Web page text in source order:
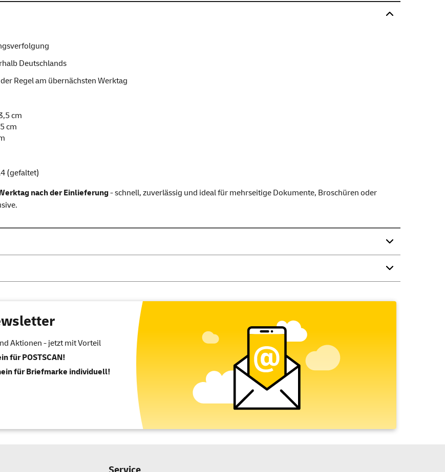
Deutschlands
Regel am übernächsten Werktag
cm
cm
(gefaltet)
nach der Einlieferung- schnell, zuverlässig und ideal für mehrseitige Dokumente, Broschüren oder
Aktionen - jetzt mit Vorteil
für POSTSCAN!
für Briefmarke individuell!